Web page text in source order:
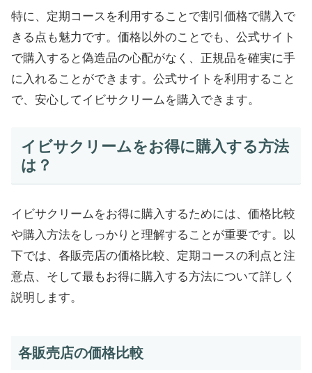
特に、定期コースを利用することで割引価格で購入で
きる点も魅力です。価格以外のことでも、公式サイト
で購入すると偽造品の心配がなく、正規品を確実に手
に入れることができます。公式サイトを利用すること
で、安心してイビサクリームを購入できます。
イビサクリームをお得に購入する方法
は？
イビサクリームをお得に購入するためには、価格比較
や購入方法をしっかりと理解することが重要です。以
下では、各販売店の価格比較、定期コースの利点と注
意点、そして最もお得に購入する方法について詳しく
説明します。
各販売店の価格比較